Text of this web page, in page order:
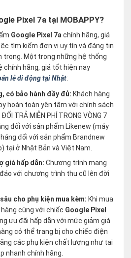
Pixel 7a tại MOBAPPY?
Google Pixel 7a chính hãng, giá
tìm kiếm đơn vị uy tín và đáng tin
trọng. Một trong những hệ thống
chính hãng, giá tốt hiện nay
lẻ di động tại Nhật:
có bảo hành đầy đủ:Khách hàng
hoàn toàn yên tâm với chính sách
TRẢ MIỄN PHÍ TRONG VÒNG 7
đối với sản phẩm Likenew (máy
đối với sản phẩm Brandnew
tại ở Nhật Bản và Việt Nam.
giá hấp dẫn:Chương trình mang
với chương trình thu cũ lên đời
cho phụ kiện mua kèm: Khi mua
cùng với chiếc Google Pixel
ưu đãi hấp dẫn với mức giảm giá
có thể trang bị cho chiếc điện
các phụ kiện chất lượng như tai
nhanh chính hãng.